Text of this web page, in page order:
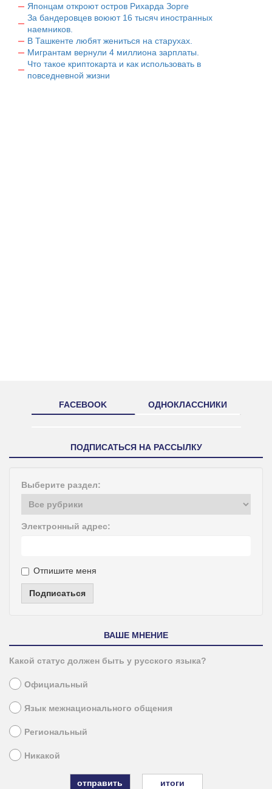
Японцам откроют остров Рихарда Зорге
За бандеровцев воюют 16 тысяч иностранных
наемников.
В Ташкенте любят жениться на старухах.
Мигрантам вернули 4 миллиона зарплаты.
Что такое криптокарта и как использовать в
повседневной жизни
FACEBOOK ОДНОКЛАССНИКИ
ПОДПИСАТЬСЯ НА РАССЫЛКУ
Выберите раздел:
Электронный адрес:
Отпишите меня
Подписаться
ВАШЕ МНЕНИЕ
Какой статус должен быть у русского языка?
Официальный
Язык межнационального общения
Региональный
Никакой
итоги